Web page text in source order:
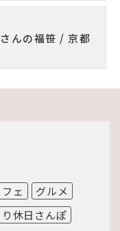
んの福笹 / 京都
ェ
グルメ
休日さんぽ